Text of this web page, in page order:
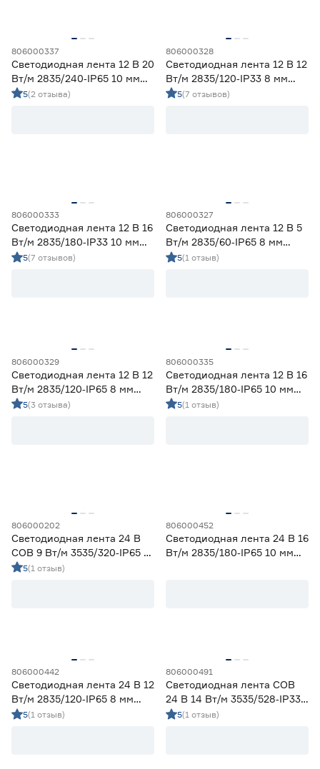
2700 (теплый)
2700-3000 (теплый)
17
3000 (теплый)
3800-4200 (дневной)
Ещё 4
Степень защиты (IP)
Длина (м)
1 1,2 2
5 8
10
Ещё 1
Напряжение (В)
Мощность (Вт/м)
8
82 90
806000337
Светодиодная лента 12 В 20
Вт/м 2835/240‑IP65 10 мм
холодный 5 м Geniled
5(2 отзыва)
806000328
Светодиодная лента 12 В 12
Вт/м 2835/120‑IP33 8 мм
холодный 5 м Geniled
5(7 отзывов)
806000333
Светодиодная лента 12 В 16
Вт/м 2835/180‑IP33 10 мм
холодный 5 м Geniled
5(7 отзывов)
806000327
Светодиодная лента 12 В 5
Вт/м 2835/60‑IP65 8 мм
холодный 5 м Geniled
5(1 отзыв)
806000329
Светодиодная лента 12 В 12
Вт/м 2835/120‑IP65 8 мм
холодный 5 м Geniled
5(3 отзыва)
806000335
Светодиодная лента 12 В 16
Вт/м 2835/180‑IP65 10 мм
холодный 5 м Geniled
5(1 отзыв)
806000202
Светодиодная лента 24 В
COB 9 Вт/м 3535/320‑IP65 5
мм холодный 5 м Geniled
5(1 отзыв)
806000452
Светодиодная лента 24 В 16
Вт/м 2835/180‑IP65 10 мм
806000442
Светодиодная лента 24 В 12
Вт/м 2835/120‑IP65 8 мм
холодный 5 м Geniled
5(1 отзыв)
806000491
Светодиодная лента COB
24 В 14 Вт/м 3535/528‑IP33
10 мм холодный 5 м Geniled
5(1 отзыв)